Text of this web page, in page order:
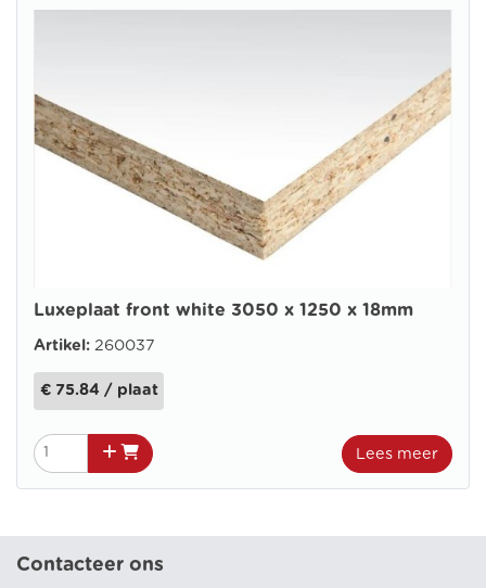
Luxeplaat front white 3050 x 1250 x 18mm
Artikel: 260037
€ 75.84 / plaat
Lees meer
Contacteer ons